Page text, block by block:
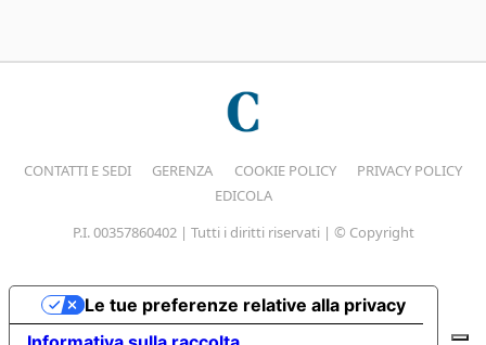
CONTATTI E SEDI GERENZA COOKIE POLICY
PRIVACY POLICY
EDICOLA
P.I. 00357860402 | Tutti i diritti riservati | © Copyright
Le tue preferenze relative alla privacy